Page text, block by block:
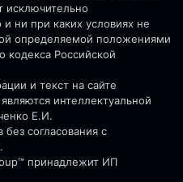
исключительно
ни при каких условиях не
определяемой положениями
кодекса Российской
и текст на сайте
являются интеллектуальной
Е.И.
согласования с
принадлежит ИП